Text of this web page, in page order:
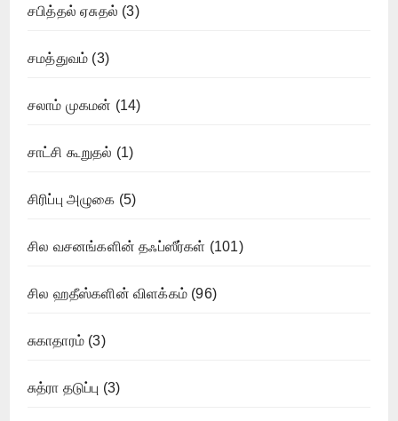
சபித்தல் ஏசுதல் (3)
சமத்துவம் (3)
சலாம் முகமன் (14)
சாட்சி கூறுதல் (1)
சிரிப்பு அழுகை (5)
சில வசனங்களின் தஃப்ஸீர்கள் (101)
சில ஹதீஸ்களின் விளக்கம் (96)
சுகாதாரம் (3)
சுத்ரா தடுப்பு (3)